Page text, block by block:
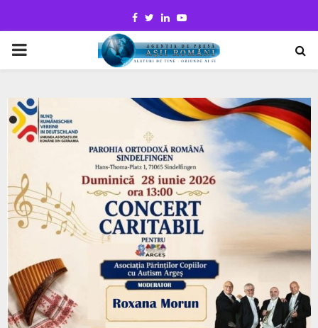
Facebook
TwitterLinkedinYoutube
PRIMARY